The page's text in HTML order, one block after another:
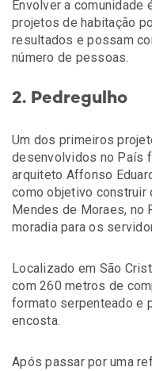
Envolver a comunidade
projetos de habitação
resultados e possam
número de pessoas.
2. Pedregulho
Um dos primeiros
desenvolvidos no País
arquiteto Affonso
como objetivo construir
Mendes de Moraes, no
moradia para os
Localizado em São
com 260 metros de
formato serpenteado e
encosta.
Após passar por uma